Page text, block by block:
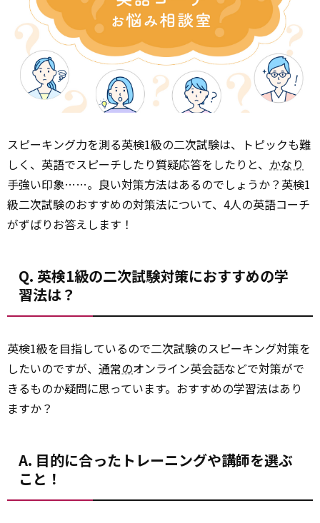
スピーキング力を測る英検1級の二次試験は、トピックも難
しく、英語でスピーチしたり質疑応答をしたりと、 かなり
手強い印象……。良い対策方法はあるのでしょうか？英検1
級二次試験のおすすめの対策法について、4人の英語コーチ
がずばりお答えします！
Q. 英検1級の二次試験対策におすすめの学
習法は？
英検1級を目指しているので二次試験のスピーキング対策を
したいのですが、 通常のオンライン英会話などで対策がで
きるものか疑問に思っています。おすすめの学習法はあり
ますか？
A. 目的に合ったトレーニングや講師を選ぶ
こと！